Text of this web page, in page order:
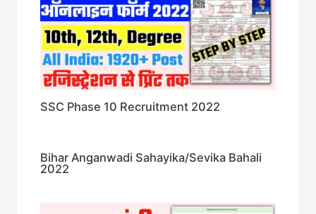
SSC Phase 10 Recruitment 2022
Bihar Anganwadi Sahayika/Sevika Bahali
2022